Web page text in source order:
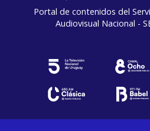
Portal de contenidos del
Audiovisual Nacional -